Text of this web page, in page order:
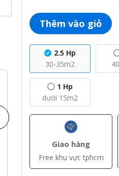
9.000.000đ(VAT)
Thêm vào giỏ
2.5 Hp
30-35m2
1 Hp
dưới 15m2
Giao hàng
Free khu vực tphcm